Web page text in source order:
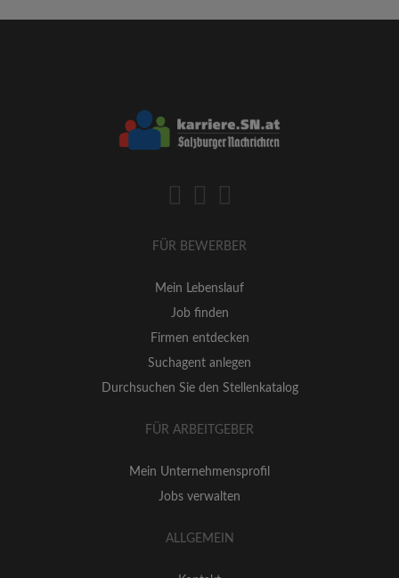
FÜR BEWERBER
Mein Lebenslauf
Job finden
Firmen entdecken
Suchagent anlegen
Durchsuchen Sie den Stellenkatalog
FÜR ARBEITGEBER
Mein Unternehmensprofil
Jobs verwalten
ALLGEMEIN